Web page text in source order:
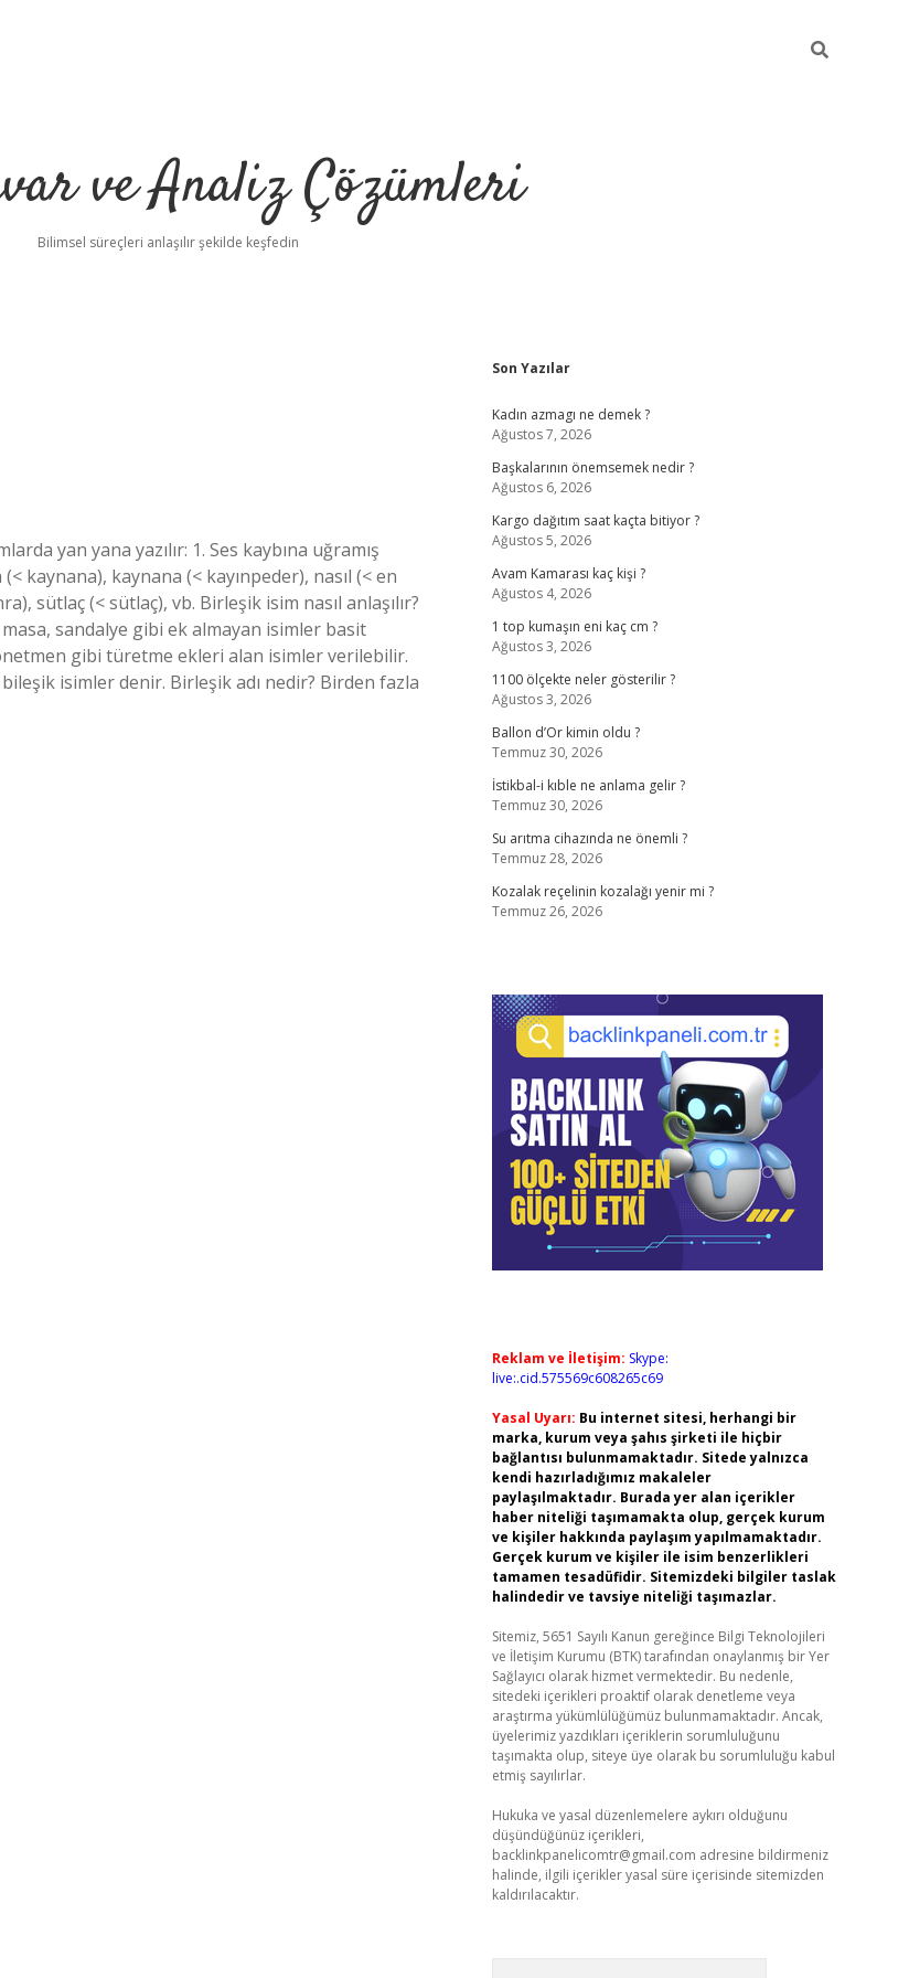
ve Analiz Çözümleri
Bilimsel süreçleri anlaşılır şekilde keşfedin
yan yana yazılır: 1. Ses kaybına uğramış
kaynana), kaynana (< kayınpeder), nasıl (< en
sütlaç (< sütlaç), vb. Birleşik isim nasıl anlaşılır?
sandalye gibi ek almayan isimler basit
gibi türetme ekleri alan isimler verilebilir.
isimler denir. Birleşik adı nedir? Birden fazla
Sidebar
Son Yazılar
Kadın azmagı ne demek ?
Ağustos 7, 2026
Başkalarının önemsemek nedir ?
Ağustos 6, 2026
Kargo dağıtım saat kaçta bitiyor ?
Ağustos 5, 2026
Avam Kamarası kaç kişi ?
Ağustos 4, 2026
1 top kumaşın eni kaç cm ?
Ağustos 3, 2026
1100 ölçekte neler gösterilir ?
Ağustos 3, 2026
Ballon d’Or kimin oldu ?
Temmuz 30, 2026
İstikbal-i kıble ne anlama gelir ?
Temmuz 30, 2026
Su arıtma cihazında ne önemli ?
Temmuz 28, 2026
Kozalak reçelinin kozalağı yenir mi ?
Temmuz 26, 2026
Reklam ve İletişim: Skype:
live:.cid.575569c608265c69
Yasal Uyarı: Bu internet sitesi, herhangi bir
marka, kurum veya şahıs şirketi ile hiçbir
bağlantısı bulunmamaktadır. Sitede yalnızca
kendi hazırladığımız makaleler
paylaşılmaktadır. Burada yer alan içerikler
haber niteliği taşımamakta olup, gerçek kurum
ve kişiler hakkında paylaşım yapılmamaktadır.
Gerçek kurum ve kişiler ile isim benzerlikleri
tamamen tesadüfidir. Sitemizdeki bilgiler taslak
halindedir ve tavsiye niteliği taşımazlar.
Sitemiz, 5651 Sayılı Kanun gereğince Bilgi Teknolojileri
ve İletişim Kurumu (BTK) tarafından onaylanmış bir Yer
Sağlayıcı olarak hizmet vermektedir. Bu nedenle,
sitedeki içerikleri proaktif olarak denetleme veya
araştırma yükümlülüğümüz bulunmamaktadır. Ancak,
üyelerimiz yazdıkları içeriklerin sorumluluğunu
taşımakta olup, siteye üye olarak bu sorumluluğu kabul
etmiş sayılırlar.
Hukuka ve yasal düzenlemelere aykırı olduğunu
düşündüğünüz içerikleri,
backlinkpanelicomtr@gmail.com adresine bildirmeniz
halinde, ilgili içerikler yasal süre içerisinde sitemizden
kaldırılacaktır.